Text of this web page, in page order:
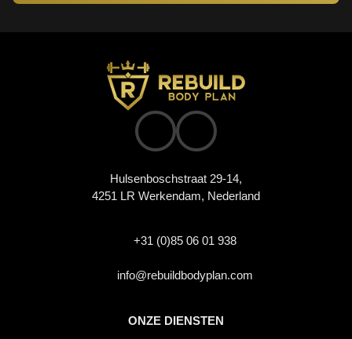
Hulsenboschstraat 29-14,
4251 LR Werkendam, Nederland
+31 (0)85 06 01 938
info@rebuildbodyplan.com
ONZE DIENSTEN